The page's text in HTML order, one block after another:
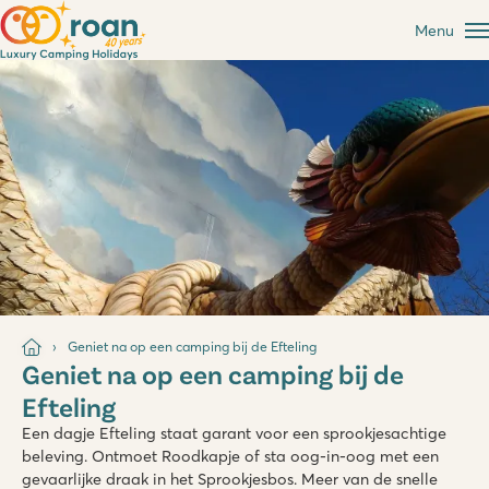
Menu
Geniet na op een camping bij de Efteling
Geniet na op een camping bij de
Efteling
Een dagje Efteling staat garant voor een sprookjesachtige
beleving. Ontmoet Roodkapje of sta oog-in-oog met een
gevaarlijke draak in het Sprookjesbos. Meer van de snelle